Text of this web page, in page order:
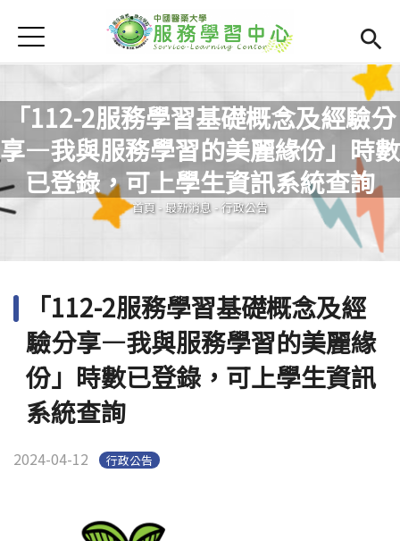
首頁
學務處首頁(link is external)
Open
服學資訊
Open
最新消息
Open submenu (相關連結)
相關連結
Open submenu (活動集錦)
Open submenu (服務智庫)
服務智庫
Open
服學專刊
Jump to Navigation
Jump to Main content
「112-2服務學習基礎概念及經驗分
享—我與服務學習的美麗緣份」時數
已登錄，可上學生資訊系統查詢
您在這裡
首頁 - 最新消息 -行政公告
「112-2服務學習基礎概念及經
驗分享—我與服務學習的美麗緣
份」時數已登錄，可上學生資訊
系統查詢
2024-04-12 行政公告